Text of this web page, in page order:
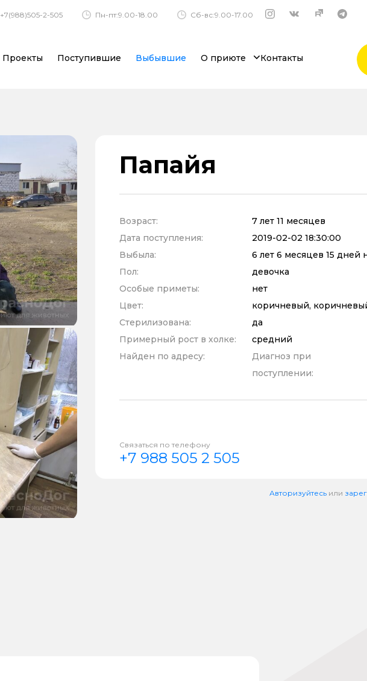
+7(988)505-2-505 Пн-пт:9.00-18.00 Сб-вс:9.00-17.00
Проекты Поступившие Выбывшие О приюте Контакты
Папайя
Возраст:
7 лет 11 месяцев
Дата поступления:
2019-02-02 18:30:00
Выбыла:
6 лет 6 месяцев 15 дней
Пол:
девочка
Особые приметы:
нет
Цвет:
коричневый,
Стерилизована:
да
Примерный рост в холке:
средний
Найден по адресу:
Диагноз при
поступлении:
Связаться по телефону
+7 988 505 2 505
Авторизуйтесь или